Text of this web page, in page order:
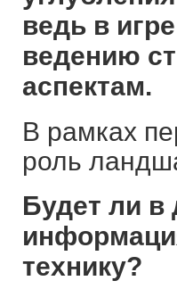
ведь в
ведению
аспектам.
В рамках
роль
Будет ли в
технику?